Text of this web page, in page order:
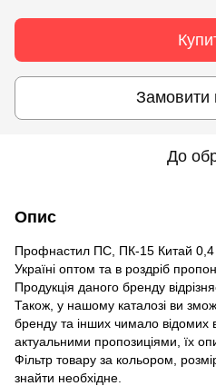
Замовити
До
Опис
Профнастил ПС, ПК-15 Китай 0,4
Україні оптом та в роздріб
Продукція даного бренду
Також, у нашому каталозі ви
бренду та інших чимало відомих
актуальними пропозиціями, їх
Фільтр товару за кольором,
знайти необхідне.